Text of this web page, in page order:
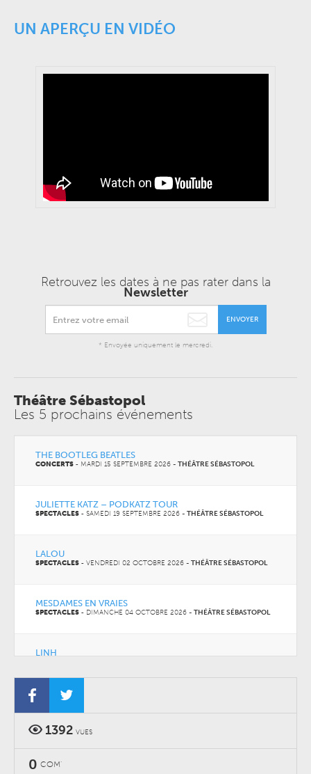
UN APERÇU EN VIDÉO
Retrouvez les dates à ne pas rater dans la
Newsletter
ENVOYER
* Envoyée uniquement le mercredi.
Théâtre Sébastopol
Les 5 prochains événements
THE BOOTLEG BEATLES
CONCERTS - MARDI 15 SEPTEMBRE 2026 - THÉÂTRE SÉBASTOPOL
JULIETTE KATZ – PODKATZ TOUR
SPECTACLES - SAMEDI 19 SEPTEMBRE 2026 - THÉÂTRE SÉBASTOPOL
LALOU
SPECTACLES - VENDREDI 02 OCTOBRE 2026 - THÉÂTRE SÉBASTOPOL
MESDAMES EN VRAIES
SPECTACLES - DIMANCHE 04 OCTOBRE 2026 - THÉÂTRE SÉBASTOPOL
LINH
1392 VUES
0 COM'